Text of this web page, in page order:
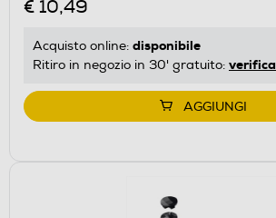
€ 10,49
Acquisto online: disponibile
Ritiro in negozio in 30' gratuito: verifica
AGGIUNGI